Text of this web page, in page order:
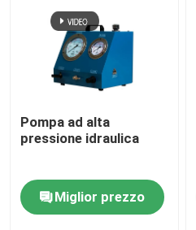
Pompa ad alta
pressione idraulica
Miglior prezzo